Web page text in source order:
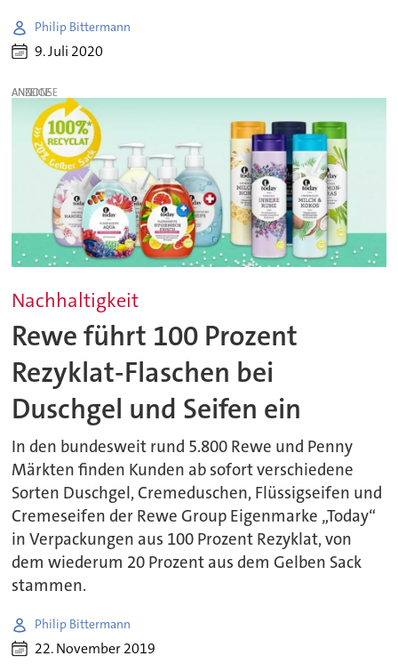
Philip Bittermann
9. Juli 2020
ANZEIGE
Nachhaltigkeit
Rewe führt 100 Prozent
Rezyklat-Flaschen bei
Duschgel und Seifen ein
In den bundesweit rund 5.800 Rewe und Penny
Märkten finden Kunden ab sofort verschiedene
Sorten Duschgel, Cremeduschen, Flüssigseifen und
Cremeseifen der Rewe Group Eigenmarke „Today“
in Verpackungen aus 100 Prozent Rezyklat, von
dem wiederum 20 Prozent aus dem Gelben Sack
stammen.
Philip Bittermann
22. November 2019